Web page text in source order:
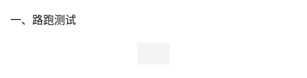
一、路跑测试